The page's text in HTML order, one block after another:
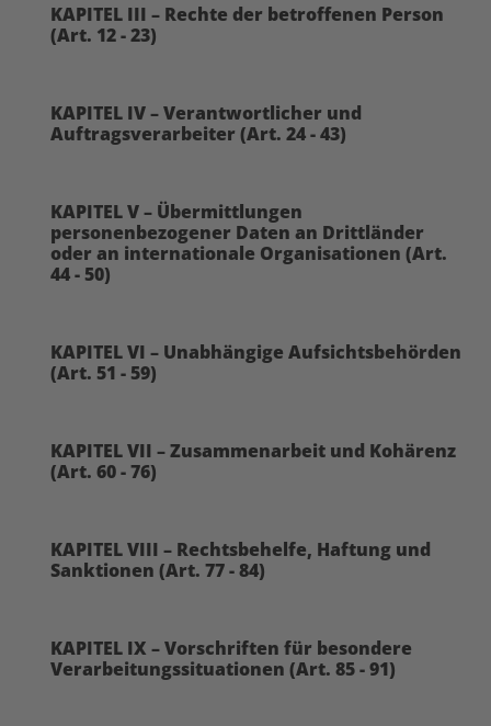
KAPITEL III – Rechte der betroffenen Person
(Art. 12 - 23)
KAPITEL IV – Verantwortlicher und
Auftragsverarbeiter (Art. 24 - 43)
KAPITEL V – Übermittlungen
personenbezogener Daten an Drittländer
oder an internationale Organisationen (Art.
44 - 50)
KAPITEL VI – Unabhängige Aufsichtsbehörden
(Art. 51 - 59)
KAPITEL VII – Zusammenarbeit und Kohärenz
(Art. 60 - 76)
KAPITEL VIII – Rechtsbehelfe, Haftung und
Sanktionen (Art. 77 - 84)
KAPITEL IX – Vorschriften für besondere
Verarbeitungssituationen (Art. 85 - 91)